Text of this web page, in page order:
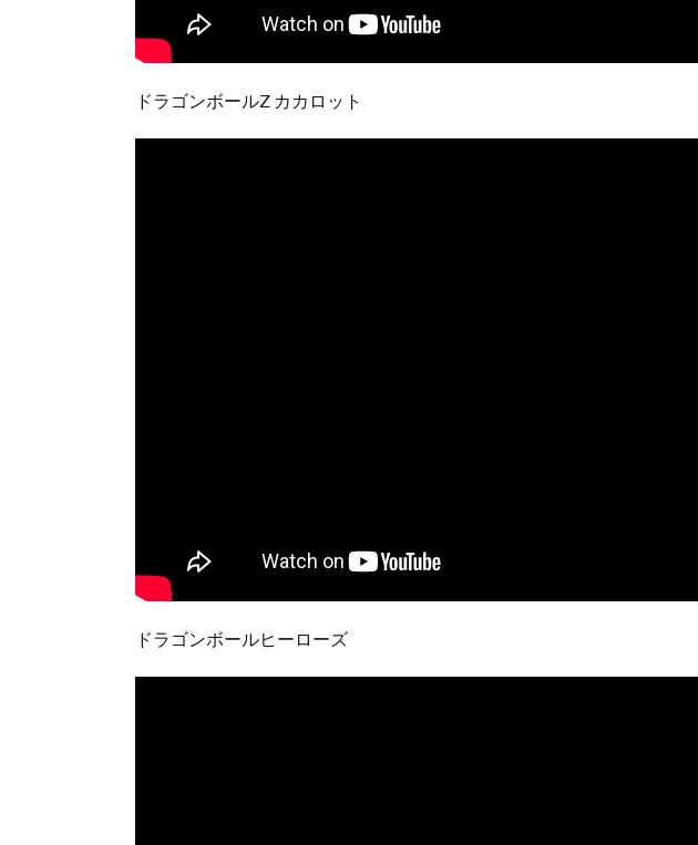
ドラゴンボールZ カカロット
ドラゴンボールヒーローズ